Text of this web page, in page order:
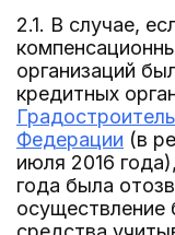
2.1. В случае,
организаций
кредитных
Федерации (в
июля 2016
года была
осуществление